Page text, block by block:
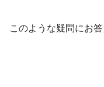
このような疑問にお答